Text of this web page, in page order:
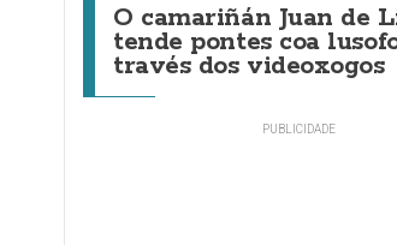
O camariñán Juan de
tende pontes coa
través dos videoxogos